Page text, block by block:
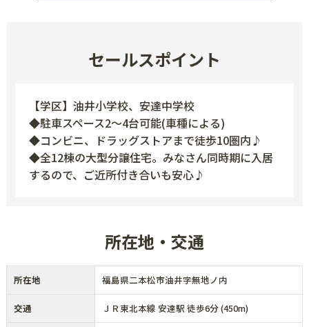
セールスポイント
【学区】油井小学校、安達中学校
◆駐車スペース2～4台可能(車種による)
◆コンビニ、ドラッグストアまで徒歩10圏内♪
◆全12棟の大型分譲住宅。みなさん同時期に入居
するので、ご近所付き合いも安心♪
所在地・交通
所在地 福島県二本松市油井字無地ノ内
交通 ＪＲ東北本線 安達駅 徒歩6分 (450m)